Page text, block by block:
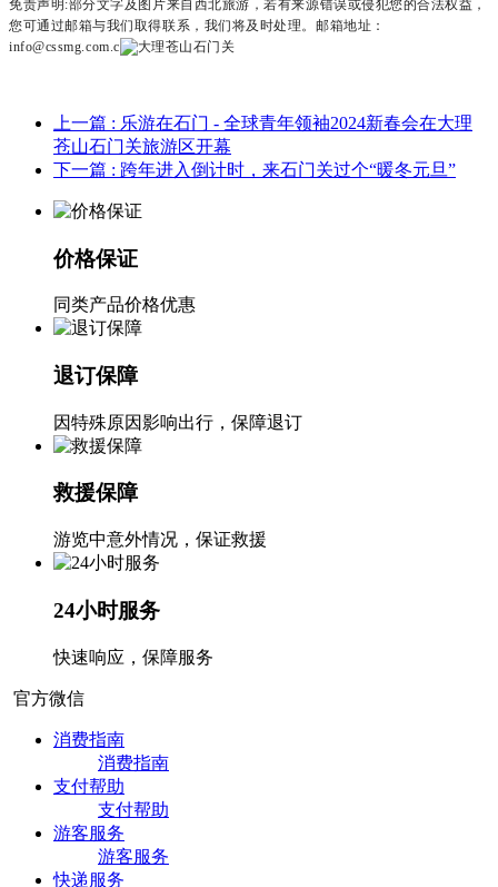
免责声明:部分文字及图片来自西北旅游，若有来源错误或侵犯您的合法权益，
您可通过邮箱与我们取得联系，我们将及时处理。邮箱地址：
info@cssmg.com.c
上一篇 : 乐游在石门 - 全球青年领袖2024新春会在大理
苍山石门关旅游区开幕
下一篇 : 跨年进入倒计时，来石门关过个“暖冬元旦”
价格保证
同类产品价格优惠
退订保障
因特殊原因影响出行，保障退订
救援保障
游览中意外情况，保证救援
24小时服务
快速响应，保障服务
官方微信
消费指南
消费指南
支付帮助
支付帮助
游客服务
游客服务
快递服务